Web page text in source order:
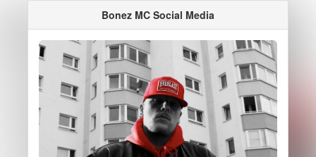
Bonez MC Social Media